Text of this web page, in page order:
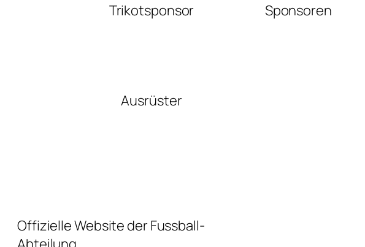
Trikotsponsor
Ausrüster
Sponsoren
Offizielle Website der Fussball-